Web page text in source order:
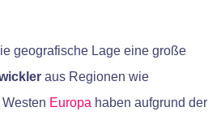
geografische Lage eine große
aus Regionen wie
Europa haben aufgrund der